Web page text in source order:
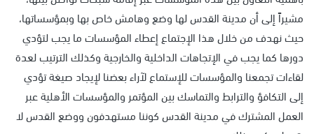
مشيراً إلى أن مدينة القدس لها وضع وهامش خاص بها وبمؤسساتها،
حيث نهدف من خلال هذا الإجتماع إعطاء المؤسسات ما يجب لتؤدي
دورها كما يجب في الإتجاهات الداخلية والخارجية وكذلك الترتيب لعدة
لقاءات تجمعنا والمؤسسات للإستماع لآراء بعضنا لإيجاد صيغة تؤدي
إلى التكافؤ والترابط والتماسك بين المؤتمر والمؤسسات الأهلية عبر
العمل المشترك في مدينة القدس كوننا مستهدفون ووضع القدس لا